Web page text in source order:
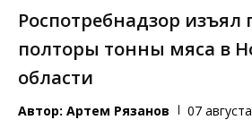
Роспотребнадзор изъял
полторы тонны мяса в
области
Автор: Артем Рязанов 07